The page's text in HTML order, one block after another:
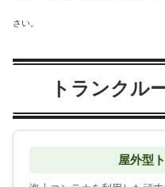
さい。
トランクル
屋外型